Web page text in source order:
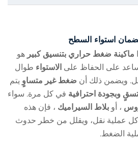
استواء السطح
ماكينة ضغط حراري بتنسيق كبير هو
على الحفاظ على الاستواء طوال
ويضمن ذلك أن ضغط غير متساوٍ يتم
وبجودة احترافية في كل مرة. سواء
، أو بلاط السيراميك ، فإن هذه
كل عملية نقل، ويقلل من خطر حدوث
الضغط.